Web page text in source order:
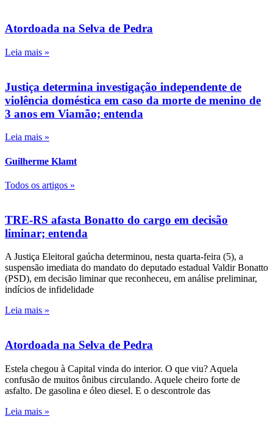
Atordoada na Selva de Pedra
Leia mais »
Justiça determina investigação independente de
violência doméstica em caso da morte de menino de
3 anos em Viamão; entenda
Leia mais »
Guilherme Klamt
Todos os artigos »
TRE-RS afasta Bonatto do cargo em decisão
liminar; entenda
A Justiça Eleitoral gaúcha determinou, nesta quarta-feira (5), a
suspensão imediata do mandato do deputado estadual Valdir Bonatto
(PSD), em decisão liminar que reconheceu, em análise preliminar,
indícios de infidelidade
Leia mais »
Atordoada na Selva de Pedra
Estela chegou à Capital vinda do interior. O que viu? Aquela
confusão de muitos ônibus circulando. Aquele cheiro forte de
asfalto. De gasolina e óleo diesel. E o descontrole das
Leia mais »